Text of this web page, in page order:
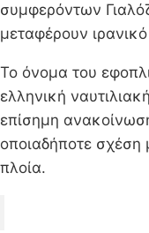
συμφερόντων
μεταφέρουν
Το όνομα του
ελληνική
επίσημη
οποιαδήποτε σχέση
πλοία.